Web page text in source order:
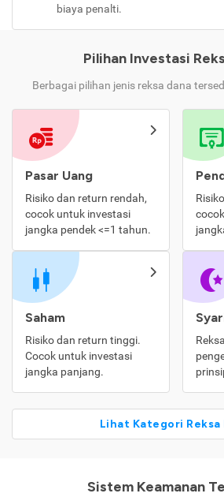
biaya penalti.
Pilihan Investasi
Berbagai pilihan jenis reksa dana
Pasar Uang
Risiko dan return rendah,
cocok untuk investasi
jangka pendek <=1 tahun.
Saham
Risiko dan return tinggi.
Cocok untuk investasi
jangka panjang.
Lihat Kategori Reksa
Sistem Keamanan